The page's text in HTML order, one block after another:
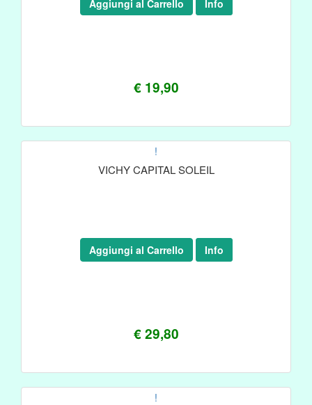
€ 19,90
Aggiungi al Carrello Info
!
VICHY CAPITAL SOLEIL
€ 29,80
Aggiungi al Carrello Info
!